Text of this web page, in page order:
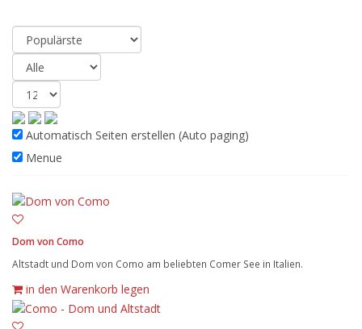
Automatisch Seiten erstellen (Auto paging)
Menue
Dom von Como
Altstadt und Dom von Como am beliebten Comer See in Italien.
in den Warenkorb legen